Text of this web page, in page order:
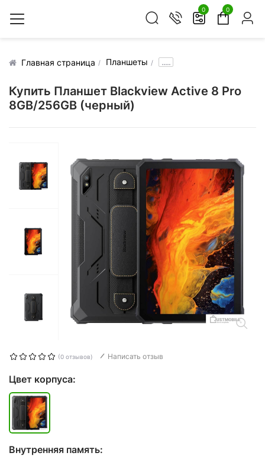
0 0
Главная страница Планшеты .....
Купить Планшет Blackview Active 8 Pro
8GB/256GB (черный)
(0 отзывов) Написать отзыв
Цвет корпуса:
Внутренняя память: